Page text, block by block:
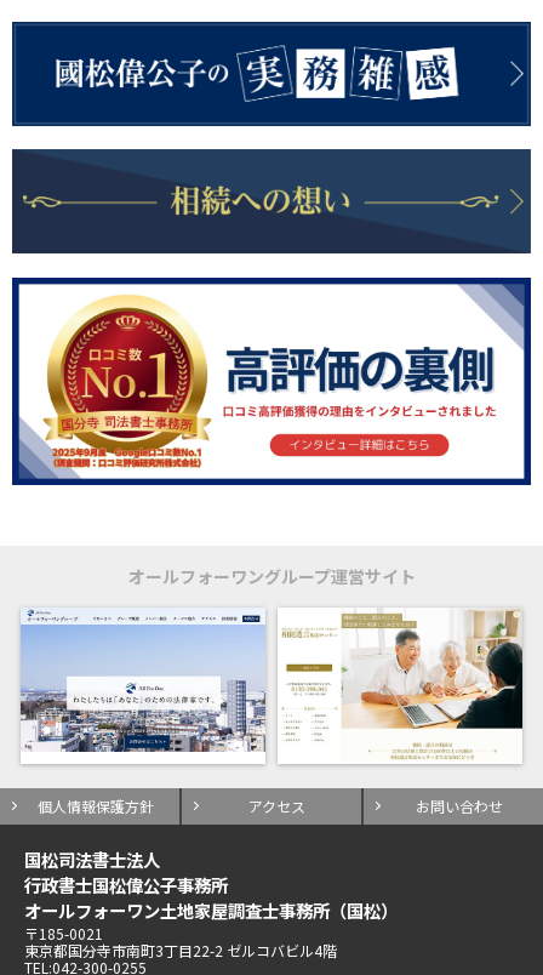
オールフォーワングループ運営サイト
個人情報保護方針 アクセス お問い合わせ
国松司法書士法人
行政書士国松偉公子事務所
オールフォーワン土地家屋調査士事務所（国松）
〒185-0021
東京都国分寺市南町3丁目22-2 ゼルコバビル4階
TEL:042-300-0255